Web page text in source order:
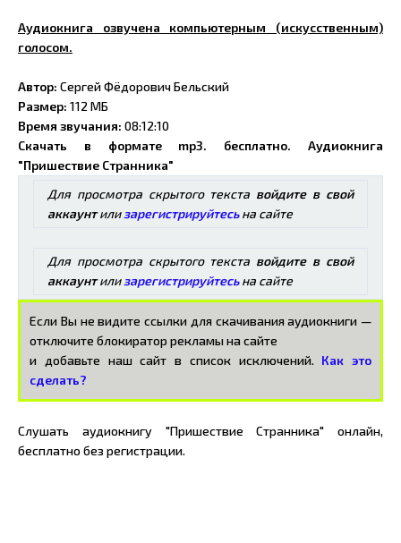
Аудиокнига озвучена компьютерным (искусственным)
голосом.
Автор: Сергей Фёдорович Бельский
Размер: 112 МБ
Время звучания: 08:12:10
Скачать в формате mp3. бесплатно. Аудиокнига
"Пришествие Странника"
Для просмотра скрытого текста войдите в свой
аккаунтилизарегистрируйтесьна сайте
Для просмотра скрытого текста войдите в свой
аккаунтилизарегистрируйтесьна сайте
Если Вы не видите ссылки для скачивания аудиокниги —
отключите блокиратор рекламы на сайте
и добавьте наш сайт в список исключений. Как это
сделать?
Слушать аудиокнигу "Пришествие Странника" онлайн,
бесплатно без регистрации.